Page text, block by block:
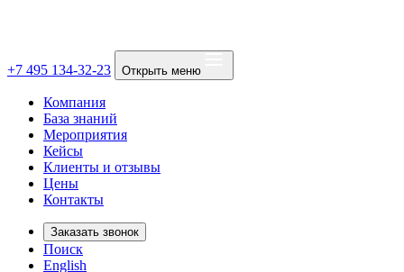
+7 495 134-32-23 Открыть меню
Компания
База знаний
Мероприятия
Кейсы
Клиенты и отзывы
Цены
Контакты
Заказать звонок
Поиск
English